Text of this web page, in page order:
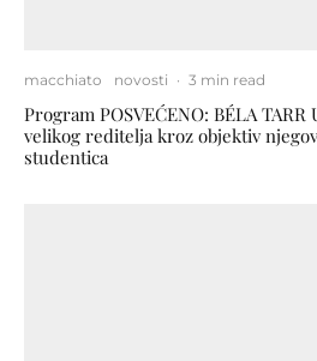
macchiato novosti · 3 min read
Program POSVEĆENO: BÉLA TARR
velikog reditelja kroz objektiv
studentica